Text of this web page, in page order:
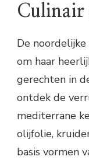
Culinair
De
om haar
gerechten in
ontdek de
mediterrane
olijfolie,
basis vormen